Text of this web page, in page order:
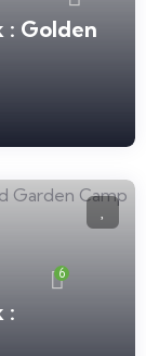
: Golden
6
: